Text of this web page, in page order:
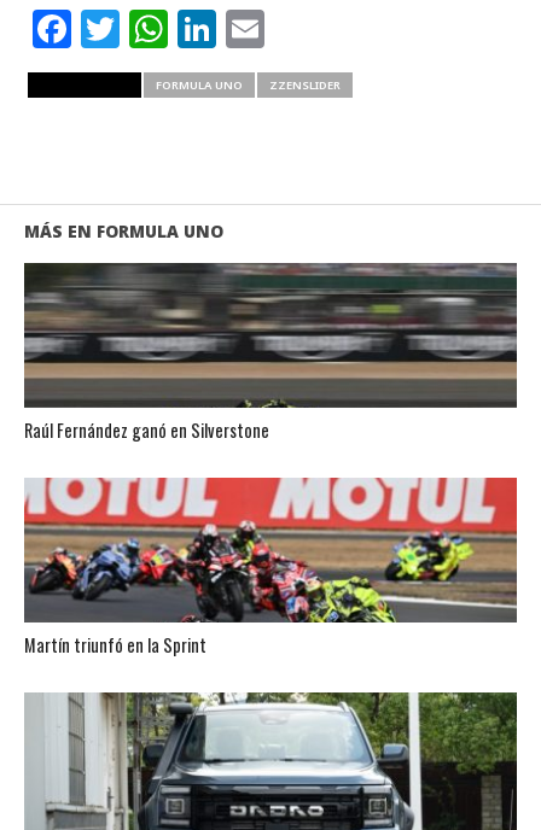
Facebook
Twitter
WhatsApp
LinkedIn
Email
FORMULA UNO ZZENSLIDER
MÁS EN FORMULA UNO
Raúl Fernández ganó en Silverstone
Martín triunfó en la Sprint